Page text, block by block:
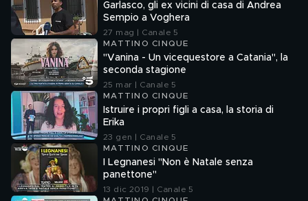
Garlasco, gli ex vicini di casa di Andrea
Sempio a Voghera
27 mag | Canale 5
MATTINO CINQUE
"Vanina - Un vicequestore a Catania", la
seconda stagione
25 mar | Canale 5
MATTINO CINQUE
Istruire i propri figli a casa, la storia di
Erika
23 gen | Canale 5
MATTINO CINQUE
I Legnanesi "Non è Natale senza
panettone"
13 dic 2019 | Canale 5